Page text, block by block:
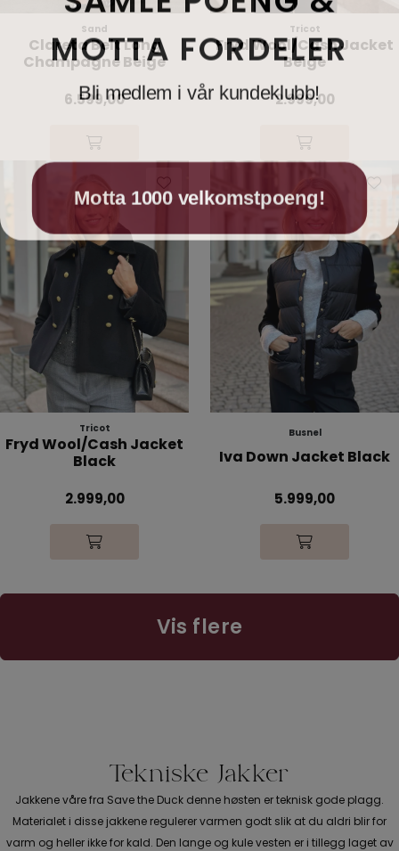
Sand
Clareta Belt Long
Champagne Beige
6.599,00
Tricot
Fryd Wool/Cash Jacket
Beige
2.999,00
Tricot
Fryd Wool/Cash Jacket
Black
2.999,00
Busnel
Iva Down Jacket Black
5.999,00
Vis flere
Tekniske Jakker
Jakkene våre fra Save the Duck denne høsten er teknisk gode plagg.
Materialet i disse jakkene regulerer varmen godt slik at du aldri blir for
varm og heller ikke for kald. Den lange og kule vesten er i tillegg laget av
MOTTA FORDELER
Bli medlem i vår kundeklubb!
Motta 1000 velkomstpoeng!